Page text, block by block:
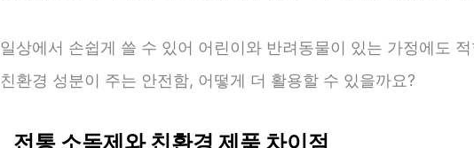
일상에서 손쉽게 쓸 수 있어 어린이와 반려동물이 있는 가정에도
친환경 성분이 주는 안전함, 어떻게 더 활용할 수 있을까요?
전통 소독제와 친환경 제품 차이점